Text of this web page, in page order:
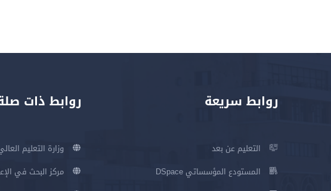
روابط سريعة
التعليم عن بعد
المستودع المؤسساتي DSpace
روابط ذات
وزارة التعليم
مركز البحث في